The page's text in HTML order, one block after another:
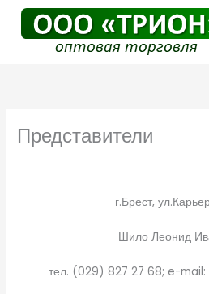
Перейти
содержимому
Представители
г.Брест,
Шило Леонид
тел. (029) 827 27 68; e-mail: